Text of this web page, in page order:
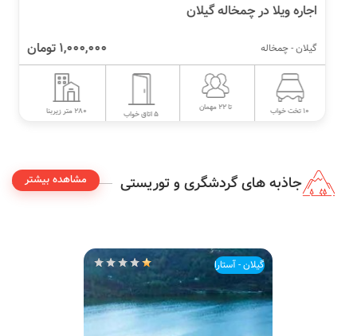
اجاره ویلا در چمخاله گیلان
1,000,000 تومان گیلان - چمخاله
280 متر زیربنا
جاذبه های گردشگری و توریستی مشاهده بیشتر
گیلان - آستارا